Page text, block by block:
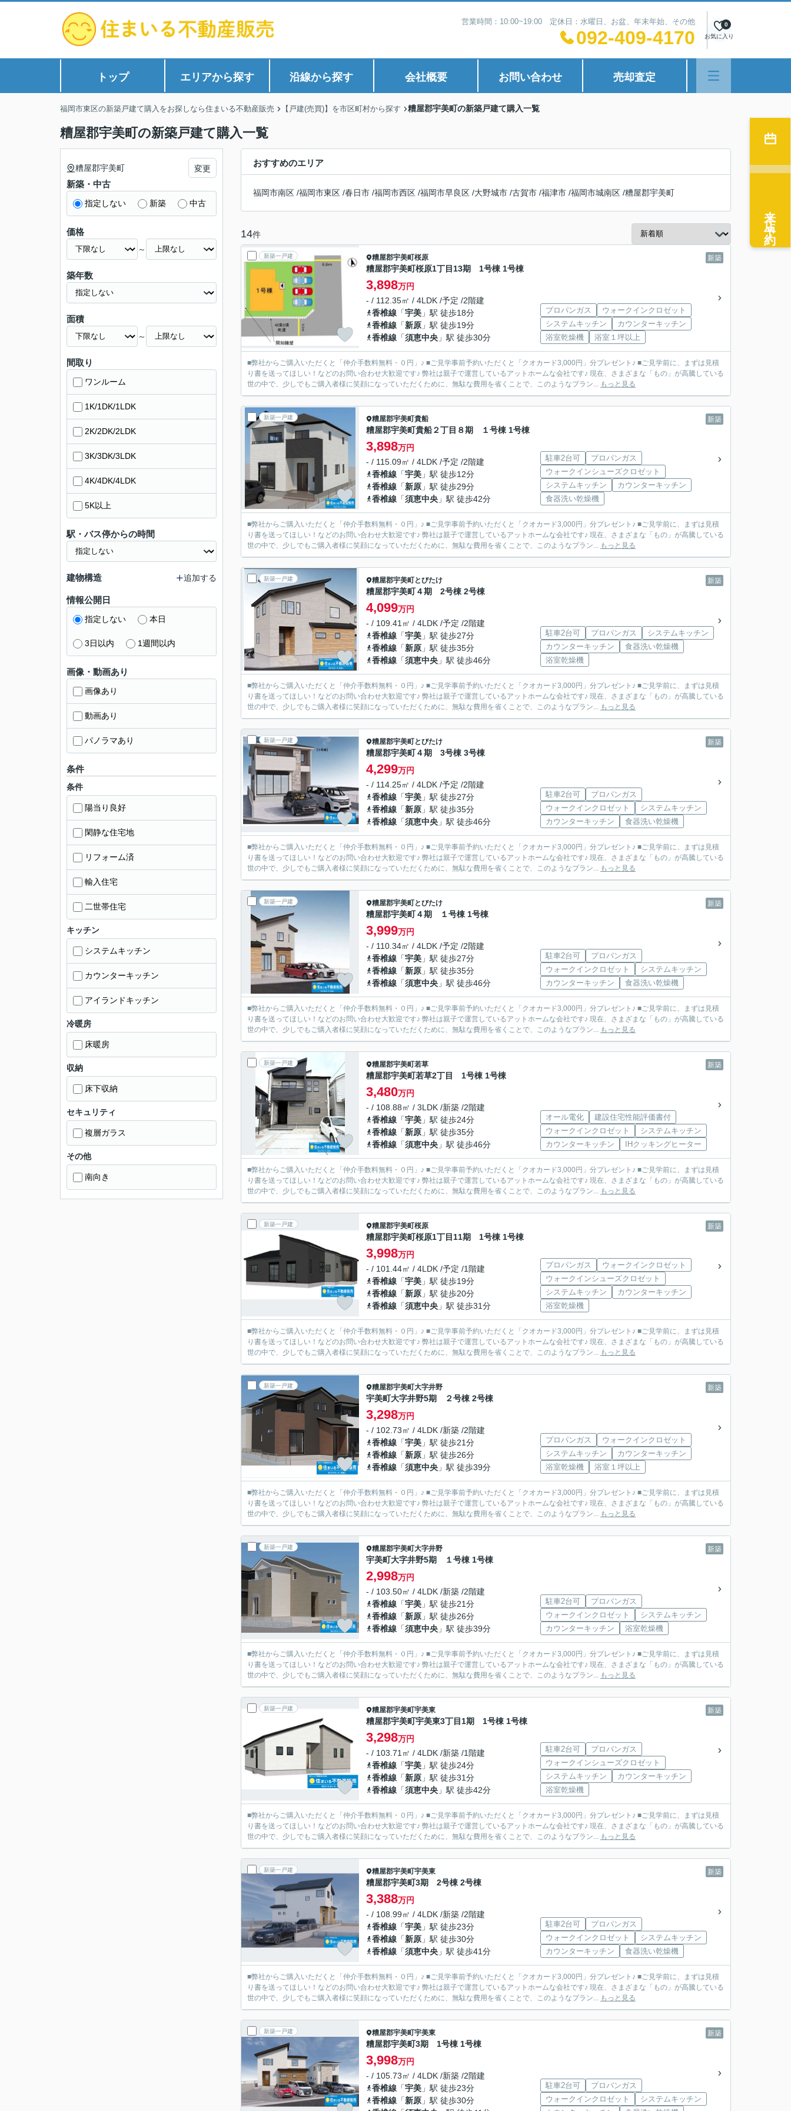
営業時間：10:00~19:00 定休日：水曜日、お盆、年末年始、その他
092-409-4170 お気に入り
0
トップ エリアから探す 沿線から探す 会社概要 お問い合わせ 売却査定
福岡市東区の新築戸建て購入をお探しなら住まいる不動産販売 【戸建(売買)】を市区町村から探す 糟屋郡宇美町の新築戸建て購入一覧
糟屋郡宇美町の新築戸建て購入一覧
おすすめのエリア
福岡市南区 /福岡市東区 /春日市 /福岡市西区 /福岡市早良区 /大野城市 /古賀市 /福津市 /福岡市城南区 /糟屋郡宇美町
14件
新築一戸建 新築
糟屋郡宇美町桜原
糟屋郡宇美町桜原1丁目13期 1号棟 1号棟
3,898万円
- / 112.35㎡ / 4LDK /予定 /2階建
香椎線 「宇美 」駅 徒歩18分
香椎線 「新原 」駅 徒歩19分
香椎線 「須恵中央 」駅 徒歩30分
プロパンガス
ウォークインクロゼット
システムキッチン
カウンターキッチン
浴室乾燥機
浴室１坪以上
■弊社からご購入いただくと「仲介手数料無料・０円」♪ ■ご見学事前予約いただくと「クオカード3,000円」分プレゼント♪ ■ご見学前に、まずは見積
り書を送ってほしい！などのお問い合わせ大歓迎です♪ 弊社は親子で運営しているアットホームな会社です♪ 現在、さまざまな「もの」が高騰している
世の中で、少しでもご購入者様に笑顔になっていただくために、無駄な費用を省くことで、このようなプラン... もっと見る
新築一戸建 新築
糟屋郡宇美町貴船
糟屋郡宇美町貴船２丁目８期 １号棟 1号棟
3,898万円
- / 115.09㎡ / 4LDK /予定 /2階建
香椎線 「宇美 」駅 徒歩12分
香椎線 「新原 」駅 徒歩29分
香椎線 「須恵中央 」駅 徒歩42分
駐車2台可
プロパンガス
ウォークインシューズクロゼット
システムキッチン
カウンターキッチン
食器洗い乾燥機
■弊社からご購入いただくと「仲介手数料無料・０円」♪ ■ご見学事前予約いただくと「クオカード3,000円」分プレゼント♪ ■ご見学前に、まずは見積
り書を送ってほしい！などのお問い合わせ大歓迎です♪ 弊社は親子で運営しているアットホームな会社です♪ 現在、さまざまな「もの」が高騰している
世の中で、少しでもご購入者様に笑顔になっていただくために、無駄な費用を省くことで、このようなプラン... もっと見る
新築一戸建 新築
糟屋郡宇美町とびたけ
糟屋郡宇美町４期 2号棟 2号棟
4,099万円
- / 109.41㎡ / 4LDK /予定 /2階建
香椎線 「宇美 」駅 徒歩27分
香椎線 「新原 」駅 徒歩35分
香椎線 「須恵中央 」駅 徒歩46分
駐車2台可 プロパンガス
システムキッチン
カウンターキッチン
食器洗い乾燥機
浴室乾燥機
■弊社からご購入いただくと「仲介手数料無料・０円」♪ ■ご見学事前予約いただくと「クオカード3,000円」分プレゼント♪ ■ご見学前に、まずは見積
り書を送ってほしい！などのお問い合わせ大歓迎です♪ 弊社は親子で運営しているアットホームな会社です♪ 現在、さまざまな「もの」が高騰している
世の中で、少しでもご購入者様に笑顔になっていただくために、無駄な費用を省くことで、このようなプラン... もっと見る
新築一戸建 新築
糟屋郡宇美町とびたけ
糟屋郡宇美町４期 3号棟 3号棟
4,299万円
- / 114.25㎡ / 4LDK /予定 /2階建
香椎線 「宇美 」駅 徒歩27分
香椎線 「新原 」駅 徒歩35分
香椎線 「須恵中央 」駅 徒歩46分
駐車2台可
プロパンガス
ウォークインクロゼット
システムキッチン
カウンターキッチン
食器洗い乾燥機
■弊社からご購入いただくと「仲介手数料無料・０円」♪ ■ご見学事前予約いただくと「クオカード3,000円」分プレゼント♪ ■ご見学前に、まずは見積
り書を送ってほしい！などのお問い合わせ大歓迎です♪ 弊社は親子で運営しているアットホームな会社です♪ 現在、さまざまな「もの」が高騰している
世の中で、少しでもご購入者様に笑顔になっていただくために、無駄な費用を省くことで、このようなプラン... もっと見る
新築一戸建 新築
糟屋郡宇美町とびたけ
糟屋郡宇美町４期 １号棟 1号棟
3,999万円
- / 110.34㎡ / 4LDK /予定 /2階建
香椎線 「宇美 」駅 徒歩27分
香椎線 「新原 」駅 徒歩35分
香椎線 「須恵中央 」駅 徒歩46分
駐車2台可
プロパンガス
ウォークインクロゼット
システムキッチン
カウンターキッチン
食器洗い乾燥機
■弊社からご購入いただくと「仲介手数料無料・０円」♪ ■ご見学事前予約いただくと「クオカード3,000円」分プレゼント♪ ■ご見学前に、まずは見積
り書を送ってほしい！などのお問い合わせ大歓迎です♪ 弊社は親子で運営しているアットホームな会社です♪ 現在、さまざまな「もの」が高騰している
世の中で、少しでもご購入者様に笑顔になっていただくために、無駄な費用を省くことで、このようなプラン... もっと見る
新築一戸建 新築
糟屋郡宇美町若草
糟屋郡宇美町若草2丁目 1号棟 1号棟
3,480万円
- / 108.88㎡ / 3LDK /新築 /2階建
香椎線 「宇美 」駅 徒歩24分
香椎線 「新原 」駅 徒歩35分
香椎線 「須恵中央 」駅 徒歩46分
オール電化
建設住宅性能評価書付
ウォークインクロゼット
システムキッチン
カウンターキッチン
IHクッキングヒーター
■弊社からご購入いただくと「仲介手数料無料・０円」♪ ■ご見学事前予約いただくと「クオカード3,000円」分プレゼント♪ ■ご見学前に、まずは見積
り書を送ってほしい！などのお問い合わせ大歓迎です♪ 弊社は親子で運営しているアットホームな会社です♪ 現在、さまざまな「もの」が高騰している
世の中で、少しでもご購入者様に笑顔になっていただくために、無駄な費用を省くことで、このようなプラン... もっと見る
新築一戸建 新築
糟屋郡宇美町桜原
糟屋郡宇美町桜原1丁目11期 1号棟 1号棟
3,998万円
- / 101.44㎡ / 4LDK /予定 /1階建
香椎線 「宇美 」駅 徒歩19分
香椎線 「新原 」駅 徒歩20分
香椎線 「須恵中央 」駅 徒歩31分
プロパンガス
ウォークインクロゼット
ウォークインシューズクロゼット
システムキッチン
カウンターキッチン
浴室乾燥機
■弊社からご購入いただくと「仲介手数料無料・０円」♪ ■ご見学事前予約いただくと「クオカード3,000円」分プレゼント♪ ■ご見学前に、まずは見積
り書を送ってほしい！などのお問い合わせ大歓迎です♪ 弊社は親子で運営しているアットホームな会社です♪ 現在、さまざまな「もの」が高騰している
世の中で、少しでもご購入者様に笑顔になっていただくために、無駄な費用を省くことで、このようなプラン... もっと見る
新築一戸建 新築
糟屋郡宇美町大字井野
宇美町大字井野5期 ２号棟 2号棟
3,298万円
- / 102.73㎡ / 4LDK /新築 /2階建
香椎線 「宇美 」駅 徒歩21分
香椎線 「新原 」駅 徒歩26分
香椎線 「須恵中央 」駅 徒歩39分
プロパンガス
ウォークインクロゼット
システムキッチン
カウンターキッチン
浴室乾燥機
浴室１坪以上
■弊社からご購入いただくと「仲介手数料無料・０円」♪ ■ご見学事前予約いただくと「クオカード3,000円」分プレゼント♪ ■ご見学前に、まずは見積
り書を送ってほしい！などのお問い合わせ大歓迎です♪ 弊社は親子で運営しているアットホームな会社です♪ 現在、さまざまな「もの」が高騰している
世の中で、少しでもご購入者様に笑顔になっていただくために、無駄な費用を省くことで、このようなプラン... もっと見る
新築一戸建 新築
糟屋郡宇美町大字井野
宇美町大字井野5期 １号棟 1号棟
2,998万円
- / 103.50㎡ / 4LDK /新築 /2階建
香椎線 「宇美 」駅 徒歩21分
香椎線 「新原 」駅 徒歩26分
香椎線 「須恵中央 」駅 徒歩39分
駐車2台可
プロパンガス
ウォークインクロゼット
システムキッチン
カウンターキッチン
浴室乾燥機
■弊社からご購入いただくと「仲介手数料無料・０円」♪ ■ご見学事前予約いただくと「クオカード3,000円」分プレゼント♪ ■ご見学前に、まずは見積
り書を送ってほしい！などのお問い合わせ大歓迎です♪ 弊社は親子で運営しているアットホームな会社です♪ 現在、さまざまな「もの」が高騰している
世の中で、少しでもご購入者様に笑顔になっていただくために、無駄な費用を省くことで、このようなプラン... もっと見る
新築一戸建 新築
糟屋郡宇美町宇美東
糟屋郡宇美町宇美東3丁目1期 1号棟 1号棟
3,298万円
- / 103.71㎡ / 4LDK /新築 /1階建
香椎線 「宇美 」駅 徒歩24分
香椎線 「新原 」駅 徒歩31分
香椎線 「須恵中央 」駅 徒歩42分
駐車2台可
プロパンガス
ウォークインシューズクロゼット
システムキッチン
カウンターキッチン
浴室乾燥機
■弊社からご購入いただくと「仲介手数料無料・０円」♪ ■ご見学事前予約いただくと「クオカード3,000円」分プレゼント♪ ■ご見学前に、まずは見積
り書を送ってほしい！などのお問い合わせ大歓迎です♪ 弊社は親子で運営しているアットホームな会社です♪ 現在、さまざまな「もの」が高騰している
世の中で、少しでもご購入者様に笑顔になっていただくために、無駄な費用を省くことで、このようなプラン... もっと見る
新築一戸建 新築
糟屋郡宇美町宇美東
糟屋郡宇美町3期 2号棟 2号棟
3,388万円
- / 108.99㎡ / 4LDK /新築 /2階建
香椎線 「宇美 」駅 徒歩23分
香椎線 「新原 」駅 徒歩30分
香椎線 「須恵中央 」駅 徒歩41分
駐車2台可
プロパンガス
ウォークインクロゼット
システムキッチン
カウンターキッチン
食器洗い乾燥機
■弊社からご購入いただくと「仲介手数料無料・０円」♪ ■ご見学事前予約いただくと「クオカード3,000円」分プレゼント♪ ■ご見学前に、まずは見積
り書を送ってほしい！などのお問い合わせ大歓迎です♪ 弊社は親子で運営しているアットホームな会社です♪ 現在、さまざまな「もの」が高騰している
世の中で、少しでもご購入者様に笑顔になっていただくために、無駄な費用を省くことで、このようなプラン... もっと見る
新築一戸建 新築
糟屋郡宇美町宇美東
糟屋郡宇美町3期 1号棟 1号棟
3,998万円
- / 105.73㎡ / 4LDK /新築 /2階建
香椎線 「宇美 」駅 徒歩23分
香椎線 「新原 」駅 徒歩30分
駐車2台可
プロパンガス
ウォークインクロゼット
システムキッチン
糟屋郡宇美町 変更
新築・中古
指定しない 新築 中古
価格
～
築年数
面積
～
間取り
ワンルーム
1K/1DK/1LDK
2K/2DK/2LDK
3K/3DK/3LDK
4K/4DK/4LDK
5K以上
駅・バス停からの時間
建物構造 追加する
情報公開日
指定しない 本日
3日以内 1週間以内
画像・動画あり
画像あり
動画あり
パノラマあり
条件
条件
陽当り良好
閑静な住宅地
リフォーム済
輸入住宅
二世帯住宅
キッチン
システムキッチン
カウンターキッチン
アイランドキッチン
冷暖房
床暖房
収納
床下収納
セキュリティ
複層ガラス
その他
南向き
来店予約